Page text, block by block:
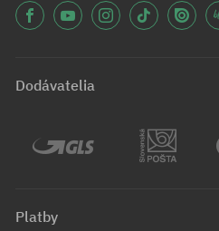
Dodávatelia
Platby